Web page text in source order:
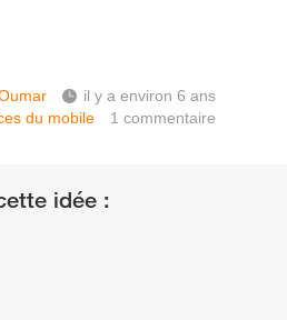
il y a environ 6 ans
du mobile
1commentaire